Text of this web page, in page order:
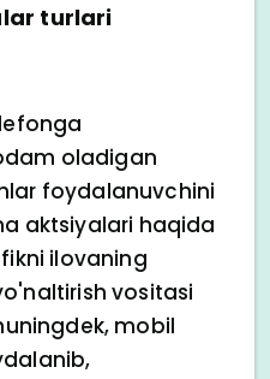
turlari
oladigan
foydalanuvchini
aktsiyalari haqida
ilovaning
vositasi
mobil